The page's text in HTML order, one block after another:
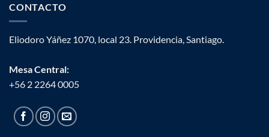
CONTACTO
Eliodoro Yáñez 1070, local 23. Providencia, Santiago.
Mesa Central:
+56 2 2264 0005